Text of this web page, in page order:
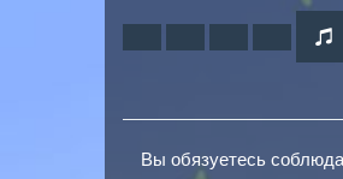
Вы обязуетесь